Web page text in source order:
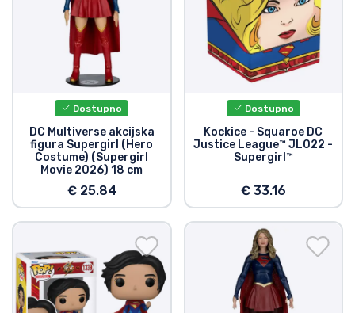
Dostupno
DC Multiverse akcijska
figura Supergirl (Hero
Costume) (Supergirl
Movie 2026) 18 cm
€ 25.84
Dostupno
Kockice - Squaroe DC
Justice League™ JL022 -
Supergirl™
€ 33.16